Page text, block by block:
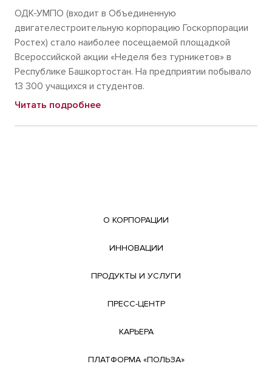
ОДК-УМПО (входит в Объединенную
двигателестроительную корпорацию Госкорпорации
Ростех) стало наиболее посещаемой площадкой
Всероссийской акции «Неделя без турникетов» в
Республике Башкортостан. На предприятии побывало
13 300 учащихся и студентов.
Читать подробнее
О КОРПОРАЦИИ
ИННОВАЦИИ
ПРОДУКТЫ И УСЛУГИ
ПРЕСС-ЦЕНТР
КАРЬЕРА
ПЛАТФОРМА «ПОЛЬЗА»